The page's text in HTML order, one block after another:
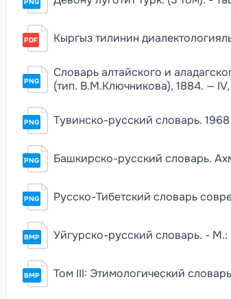
PDF Кыргыз тилинин
PNG
Словарь алтайского и
(тип. В.М.Ключникова), 1884. —
PNG Тувинско-русский словарь. 1968
PNG Башкирско-русский словарь.
PNG Русско-Тибетский словарь
BMP Уйгурско-русский словарь. -
BMP Том III: Этимологический